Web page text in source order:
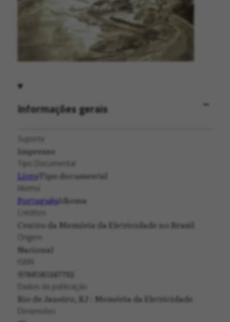
Informações gerais
Suporte
Impresso
Tipo Documental
LivroTipo documental
Idioma
PortuguêsIdioma
Créditos
Centro da Memória da Eletricidade no Brasil
Origem
Nacional
9788585147792
Dados da publicação
Rio de Janeiro, RJ : Memória da Eletricidade
Dimensões